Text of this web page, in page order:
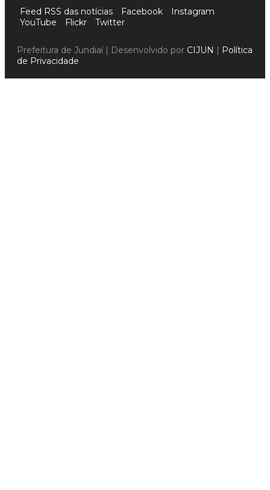
Feed RSS das notícias Facebook
Instagram
YouTube
Flickr Twitter
Prefeitura de Jundiaí | Desenvolvido por CIJUN | Política
de Privacidade